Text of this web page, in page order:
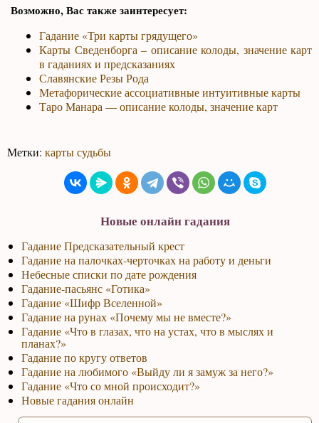
Возможно, Вас также заинтересует:
Гадание «Три карты грядущего»
Карты Сведенборга – описание колоды, значение карт
в гаданиях и предсказаниях
Славянские Резы Рода
Метафорические ассоциативные интуитивные карты
Таро Манара — описание колоды, значение карт
Метки:карты судьбы
Новые онлайн гадания
Гадание Предсказательный крест
Гадание на палочках-черточках на работу и деньги
Небесные списки по дате рождения
Гадание-пасьянс «Готика»
Гадание «Шифр Вселенной»
Гадание на рунах «Почему мы не вместе?»
Гадание «Что в глазах, что на устах, что в мыслях и
планах?»
Гадание по кругу ответов
Гадание на любимого «Выйду ли я замуж за него?»
Гадание «Что со мной происходит?»
Новые гадания онлайн